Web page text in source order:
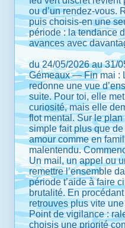
ou d’un rendez-vous.
puis choisis-en une
période : la tendance
avances avec
du 24/05/2026 au 31/
Gémeaux — Fin mai :
redonne une vue
suite. Pour toi, elle
curiosité, mais elle
flot mental. Sur le
simple fait plus que
amour comme en
malentendu.
Un mail, un appel ou
remettre l’ensemble
période t’aide à faire
brutalité. En
retrouves plus vite
Point de vigilance :
choisis une priorité